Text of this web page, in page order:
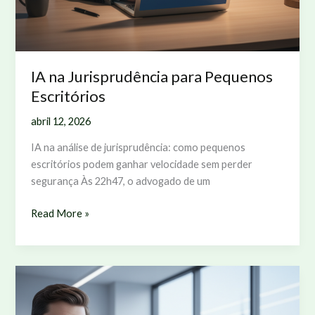
IA na Jurisprudência para Pequenos
Escritórios
abril 12, 2026
IA na análise de jurisprudência: como pequenos
escritórios podem ganhar velocidade sem perder
segurança Às 22h47, o advogado de um
IA
Jurisprudência
para
Pequenos
Escritórios
Read More »